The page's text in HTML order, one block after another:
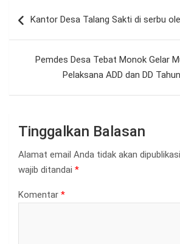
posKantor Desa Talang Sakti di serbu
Pemdes Desa Tebat Monok Gelar
Pelaksana ADD dan DD
Tinggalkan Balasan
Alamat email Anda tidak akan
wajib ditandai *
Komentar *